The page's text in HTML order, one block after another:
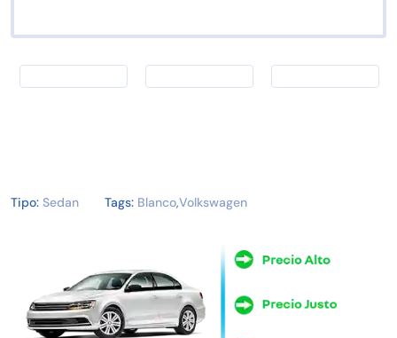
Tipo: Sedan Tags: Blanco,Volkswagen